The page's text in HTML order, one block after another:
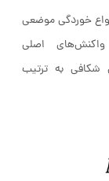
خوردگی موضعی
اصلی
شکافی به ترتیب